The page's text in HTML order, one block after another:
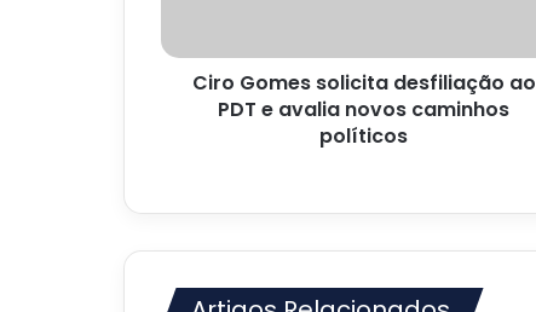
novos
caminhos
políticos
Ciro Gomes solicita desfiliação ao
PDT e avalia novos caminhos
políticos